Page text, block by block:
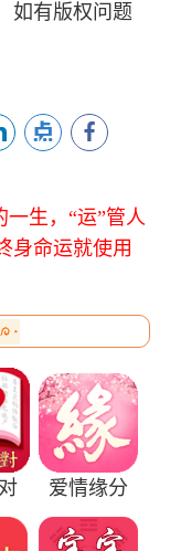
如有版权问题
一生，“运”管人
身命运就使用
爱情缘分